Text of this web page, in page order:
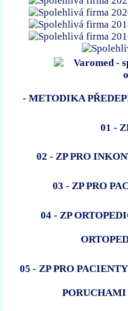
- METODIKA
01 -
02 - ZP PRO
03 - ZP PRO
04 - ZP
05 - ZP PRO